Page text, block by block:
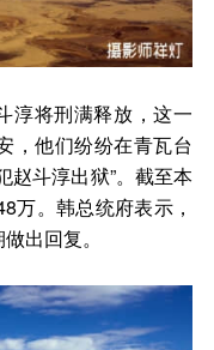
淳将刑满释放，这一
，他们纷纷在青瓦台
赵斗淳出狱”。截至本
万。韩总统府表示，
出回复。